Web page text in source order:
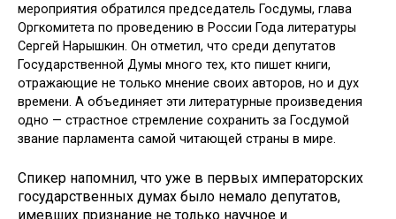
мероприятия обратился председатель Госдумы, глава
Оргкомитета по проведению в России Года литературы
Сергей Нарышкин. Он отметил, что среди депутатов
Государственной Думы много тех, кто пишет книги,
отражающие не только мнение своих авторов, но и дух
времени. А объединяет эти литературные произведения
одно — страстное стремление сохранить за Госдумой
звание парламента самой читающей страны в мире.
Спикер напомнил, что уже в первых императорских
государственных думах было немало депутатов,
имевших признание не только научное и